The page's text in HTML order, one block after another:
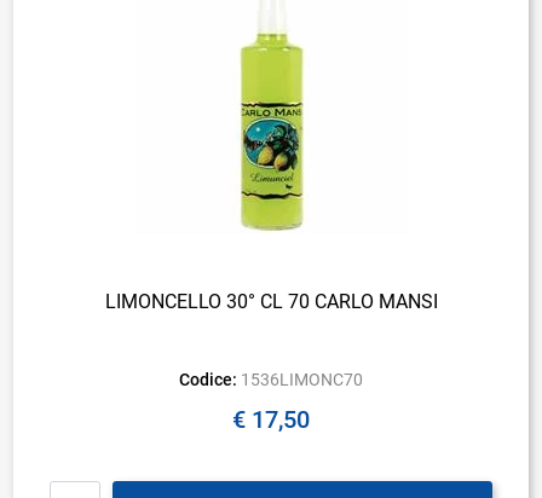
LIMONCELLO 30° CL 70 CARLO MANSI
Codice: 1536LIMONC70
€ 17,50